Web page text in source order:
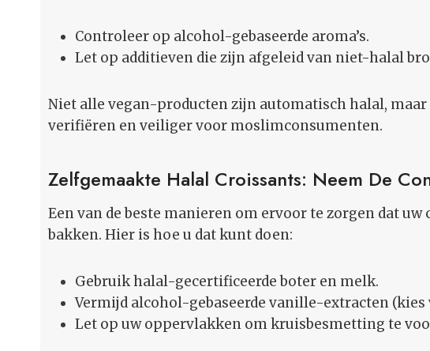
Controleer op alcohol-gebaseerde aroma’s.
Let op additieven die zijn afgeleid van niet-halal
Niet alle vegan-producten zijn automatisch halal,
verifiëren en veiliger voor moslimconsumenten.
Zelfgemaakte Halal Croissants: Neem De
Een van de beste manieren om ervoor te zorgen dat
bakken. Hier is hoe u dat kunt doen:
Gebruik halal-gecertificeerde boter en melk.
Vermijd alcohol-gebaseerde vanille-extracten (kies
Let op uw oppervlakken om kruisbesmetting te